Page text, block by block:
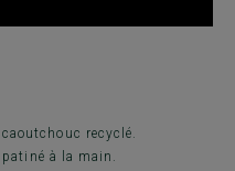
recyclé.
à la main.